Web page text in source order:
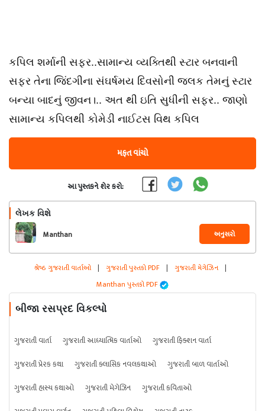
કપિલ શર્માની સફર..સામાન્ય વ્યક્તિથી સ્ટાર બનવાની
સફર તેના જિંદગીના સંઘર્ષમય દિવસોની જલક તેમનું સ્ટાર
બન્યા બાદનું જીવન।.. અત થી ઇતિ સુધીની સફર.. જાણો
સામાન્ય કપિલથી કોમેડી નાઈટસ વિથ કપિલ
મફત વાંચો
આ પુસ્તકને શેર કરો:
લેખક વિશે
Manthan અનુસરો
શ્રેષ્ઠ ગુજરાતી વાર્તાઓ | ગુજરાતી પુસ્તકો PDF | ગુજરાતી મેગેઝિન |
Manthan પુસ્તકો PDF
બીજા રસપ્રદ વિકલ્પો
ગુજરાતી વાર્તા ગુજરાતી આધ્યાત્મિક વાર્તાઓ
ગુજરાતી ફિક્શન વાર્તા
ગુજરાતી પ્રેરક કથા
ગુજરાતી ક્લાસિક નવલકથાઓ
ગુજરાતી બાળ વાર્તાઓ
ગુજરાતી હાસ્ય કથાઓ
ગુજરાતી મેગેઝિન
ગુજરાતી કવિતાઓ